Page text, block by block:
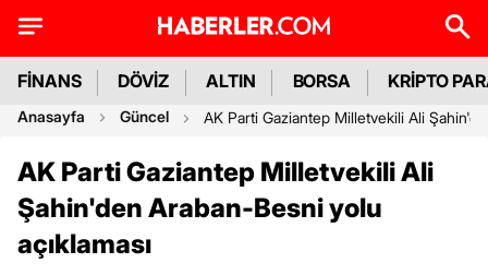
FİNANS DÖVİZ ALTIN BORSA KRİPTO
Anasayfa Güncel AK Parti Gaziantep Milletvekili Ali
AK Parti Gaziantep Milletvekili Ali
Şahin'den Araban-Besni yolu
açıklaması